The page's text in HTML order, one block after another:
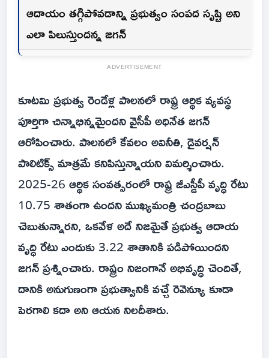
ఆదాయం తగ్గిపోవడాన్ని ప్రభుత్వం సంపద సృష్టి అని
ఎలా పిలుస్తుందన్న జగన్
ADVERTISEMENT
కూటమి ప్రభుత్వ రెండేళ్ల పాలనలో రాష్ట్ర ఆర్థిక వ్యవస్థ
పూర్తిగా చిన్నాభిన్నమైందని వైసీపీ అధినేత జగన్
ఆరోపించారు. పాలనలో కేవలం అవినీతి, డైవర్షన్
పాలిటిక్స్ మాత్రమే కనిపిస్తున్నాయని విమర్శించారు.
2025-26 ఆర్థిక సంవత్సరంలో రాష్ట్ర జీఎస్డీపీ వృద్ధి రేటు
10.75 శాతంగా ఉందని ముఖ్యమంత్రి చంద్రబాబు
చెబుతున్నారని, ఒకవేళ అదే నిజమైతే ప్రభుత్వ ఆదాయ
వృద్ధి రేటు ఎందుకు 3.22 శాతానికి పడిపోయిందని
జగన్ ప్రశ్నించారు. రాష్ట్రం నిజంగానే అభివృద్ధి చెందితే,
దానికి అనుగుణంగా ప్రభుత్వానికి వచ్చే రెవెన్యూ కూడా
పెరగాలి కదా అని ఆయన నిలదీశారు.